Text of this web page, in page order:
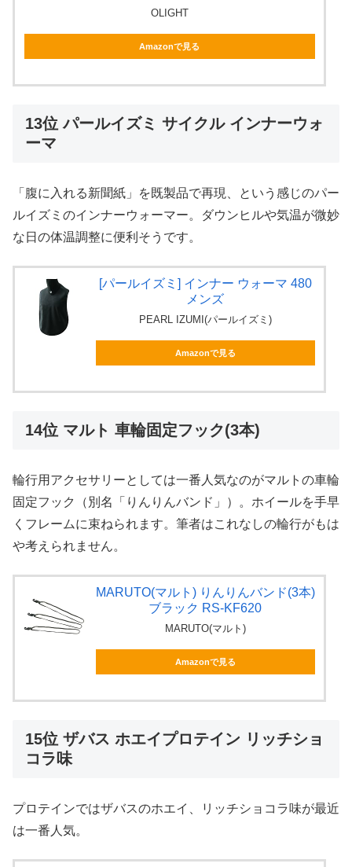
OLIGHT
Amazonで見る
13位 パールイズミ サイクル インナーウォ
ーマ
「腹に入れる新聞紙」を既製品で再現、という感じのパー
ルイズミのインナーウォーマー。ダウンヒルや気温が微妙
な日の体温調整に便利そうです。
[パールイズミ] インナー ウォーマ 480
メンズ
PEARL IZUMI(パールイズミ)
Amazonで見る
14位 マルト 車輪固定フック(3本)
輪行用アクセサリーとしては一番人気なのがマルトの車輪
固定フック（別名「りんりんバンド」）。ホイールを手早
くフレームに束ねられます。筆者はこれなしの輪行がもは
や考えられません。
MARUTO(マルト) りんりんバンド(3本)
ブラック RS-KF620
MARUTO(マルト)
Amazonで見る
15位 ザバス ホエイプロテイン リッチショ
コラ味
プロテインではザバスのホエイ、リッチショコラ味が最近
は一番人気。